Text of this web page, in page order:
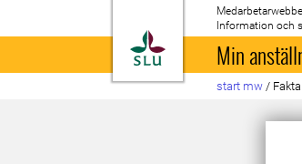
Till startsida
Information och
Min
start mw /